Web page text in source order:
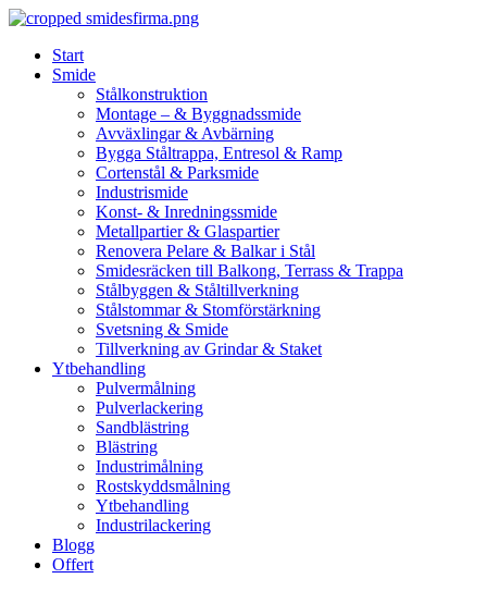
Skip
contentStart
Smide
Stålkonstruktion
Montage – & Byggnadssmide
Avväxlingar & Avbärning
Bygga Ståltrappa, Entresol & Ramp
Cortenstål & Parksmide
Industrismide
Konst- & Inredningssmide
Metallpartier & Glaspartier
Renovera Pelare & Balkar i Stål
Smidesräcken till Balkong, Terrass & Trappa
Stålbyggen & Ståltillverkning
Stålstommar & Stomförstärkning
Svetsning & Smide
Tillverkning av Grindar & Staket
Ytbehandling
Pulvermålning
Pulverlackering
Sandblästring
Blästring
Industrimålning
Rostskyddsmålning
Ytbehandling
Industrilackering
Blogg
Offert